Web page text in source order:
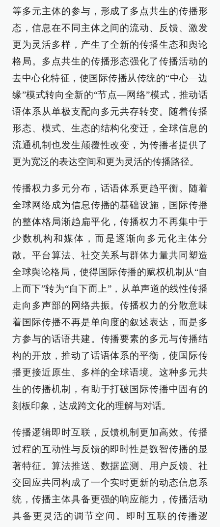
等多元主体的参与，形成了多点共生的传播形
态，信息在不同主体之间的流动、反馈、激发
更为灵活多样，产生了全新的传播生态和舆论
格局。多点共生的传播形态强化了传播活动的
去中心化特征，使国际传播从传统的“中心—边
缘”模式转向全新的“节点—网络”模式，推动话
语体系从单极支配向多元共存转变。随着传播
形态、模式、生态的结构化变迁，全球信息的
流通机制也发生颠覆性改变，为传播者提供了
更为宽泛的表达空间和更为灵活的传播路径。
传播权力多元分布，话语体系更趋平衡。随着
全球网络成为信息传播的基础设施，国际传播
的整体格局渐趋扁平化，传播权力不再集中于
少数机构和媒体，而是逐渐向多元化主体分
散。平台算法、社交关系与群体力量共同塑造
全球舆论格局，使得国际传播的赋权机制从“自
上而下”转为“自下而上”，从单声道的线性传播
走向多声部的网络共振。传播权力的分散意味
着国际传播不再是单向度的叙述表达，而是多
方参与的话语共建。传播要素的多元与传播结
构的开放，推动了话语体系的平衡，使国际传
播更接近原生、多样的全球语境。这种多元共
生的传播机制，有助于打破国际传播中固有的
刻板印象，达成跨文化的理解与对话。
传播逻辑即时互联，反馈机制更加高效。传播
过程的互动性与反馈的即时性是数智传播的显
著特征。算法推送、数据监测、用户反馈、社
交回应共同构成了一个实时更新的动态信息系
统，传播主体具备更强的响应能力，传播活动
具备更灵活的调节空间。即时互联的传播逻